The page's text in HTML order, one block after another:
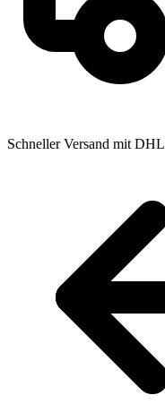
Schneller Versand mit DHL